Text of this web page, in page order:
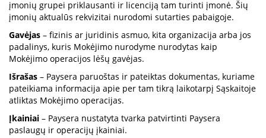
įmonių grupei priklausanti ir licenciją tam turinti įmonė. Šių
įmonių aktualūs rekvizitai nurodomi sutarties pabaigoje.
Gavėjas – fizinis ar juridinis asmuo, kita organizacija arba jos
padalinys, kuris Mokėjimo nurodyme nurodytas kaip
Mokėjimo operacijos lėšų gavėjas.
Išrašas – Paysera paruoštas ir pateiktas dokumentas, kuriame
pateikiama informacija apie per tam tikrą laikotarpį Sąskaitoje
atliktas Mokėjimo operacijas.
Įkainiai – Paysera nustatyta tvarka patvirtinti Paysera
paslaugų ir operacijų įkainiai.